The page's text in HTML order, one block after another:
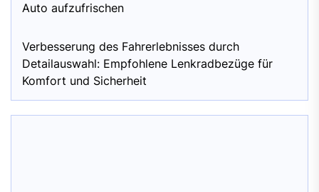
Auto aufzufrischen
Verbesserung des Fahrerlebnisses durch
Detailauswahl: Empfohlene Lenkradbezüge für
Komfort und Sicherheit